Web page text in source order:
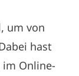
um von
hast
Online-